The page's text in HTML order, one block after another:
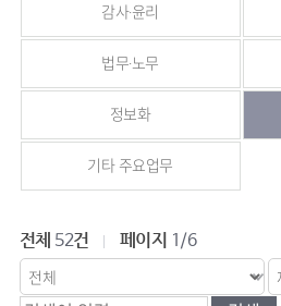
감사·윤리
법무·노무
정보화
기타 주요업무
전체 52건 페이지 1/6